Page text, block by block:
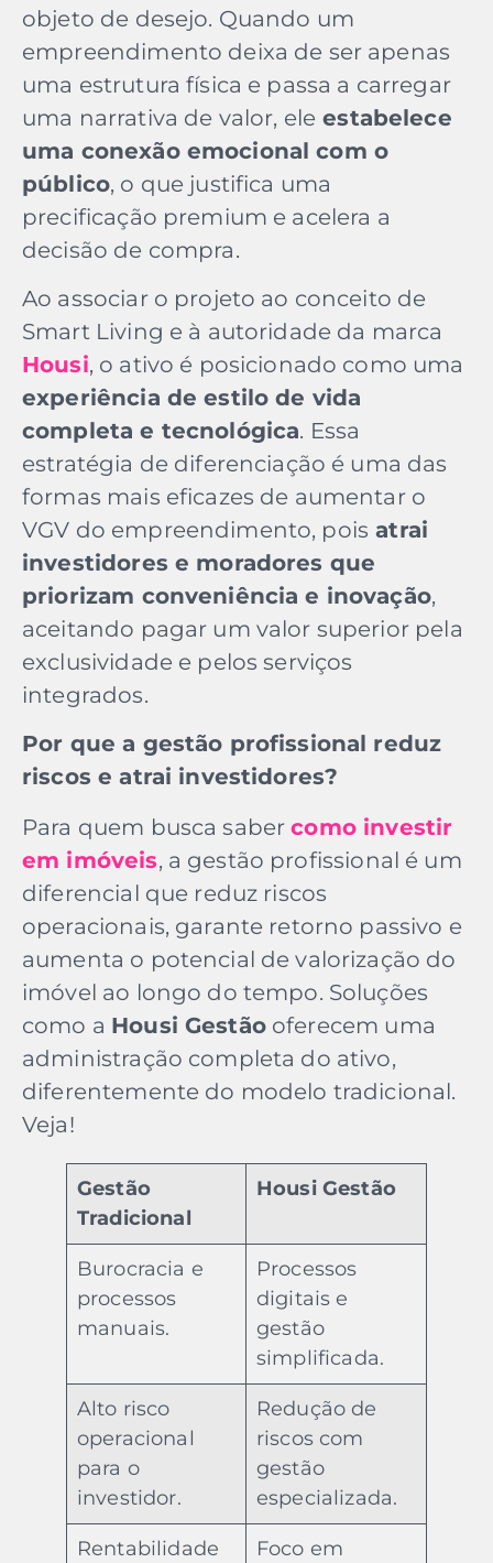
objeto de desejo. Quando um
empreendimento deixa de ser apenas
uma estrutura física e passa a carregar
uma narrativa de valor, ele estabelece
uma conexão emocional com o
público, o que justifica uma
precificação premium e acelera a
decisão de compra.
Ao associar o projeto ao conceito de
Smart Living e à autoridade da marca
Housi, o ativo é posicionado como uma
experiência de estilo de vida
completa e tecnológica. Essa
estratégia de diferenciação é uma das
formas mais eficazes de aumentar o
VGV do empreendimento, pois atrai
investidores e moradores que
priorizam conveniência e inovação,
aceitando pagar um valor superior pela
exclusividade e pelos serviços
integrados.
Por que a gestão profissional reduz
riscos e atrai investidores?
Para quem busca sabercomo investir
em imóveis, a gestão profissional é um
diferencial que reduz riscos
operacionais, garante retorno passivo e
aumenta o potencial de valorização do
imóvel ao longo do tempo. Soluções
como a Housi Gestãooferecem uma
administração completa do ativo,
diferentemente do modelo tradicional.
Veja!
Gestão
Tradicional
Housi Gestão
Burocracia e
processos
manuais.
Processos
digitais e
gestão
simplificada.
Alto risco
operacional
para o
investidor.
Redução de
riscos com
gestão
especializada.
Rentabilidade
Foco em